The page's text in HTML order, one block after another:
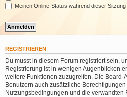
Meinen Online-Status während dieser
REGISTRIEREN
Du musst in diesem Forum registriert sein,
Registrierung ist in wenigen Augenblicken
weitere Funktionen zuzugreifen. Die Board-
Benutzern auch zusätzliche
Nutzungsbedingungen und die verwandten